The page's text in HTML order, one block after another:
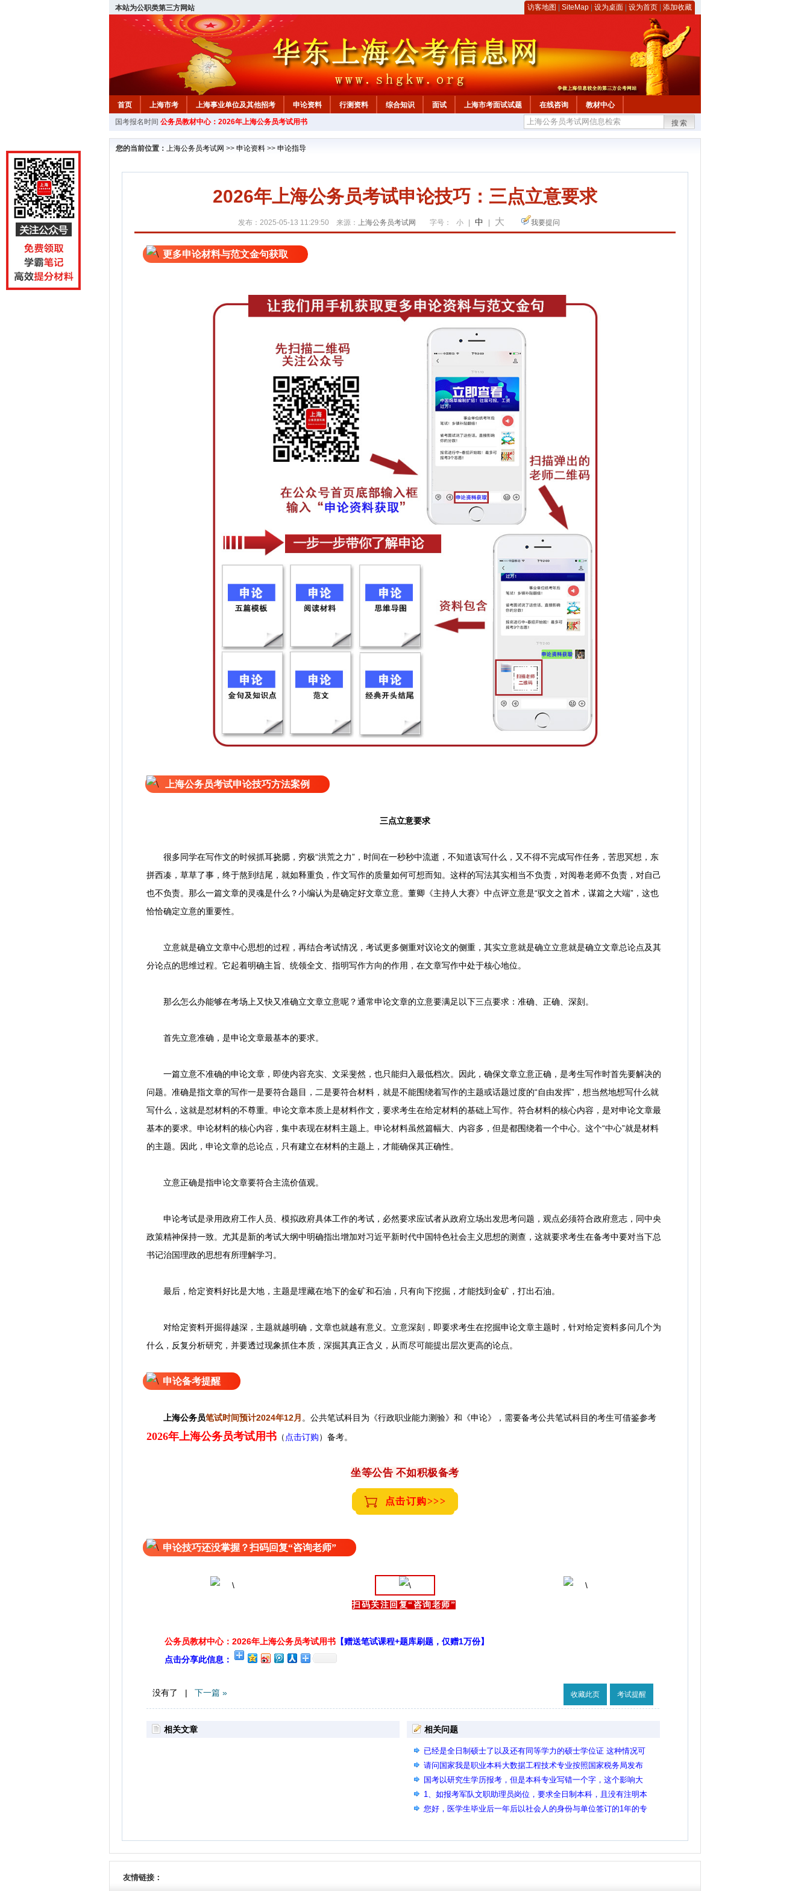
本站为公职类第三方网站 访客地图 SiteMap 设为桌面 设为首页 添加收藏
首页 上海市考 上海事业单位及其他招考 申论资料 行测资料 综合知识 面试 上海市考面试试题 在线咨询
教材中心
国考报名时间 公务员教材中心：2026年上海公务员考试用书 搜索
您的当前位置： 上海公务员考试网 >> 申论资料 >> 申论指导
2026年上海公务员考试申论技巧：三点立意要求
发布：2025-05-13 11:29:50 来源： 上海公务员考试网 字号： 小 中 大 我要提问
更多申论材料与范文金句获取
上海公务员考试申论技巧方法案例
三点立意要求
很多同学在写作文的时候抓耳挠腮，穷极“洪荒之力”，时间在一秒秒中流逝，不知道该写什么，又不得不完成写作任务，苦思冥想，东
拼西凑，草草了事，终于熬到结尾，就如释重负，作文写作的质量如何可想而知。这样的写法其实相当不负责，对阅卷老师不负责，对自己
也不负责。那么一篇文章的灵魂是什么？小编认为是确定好文章立意。董卿《主持人大赛》中点评立意是“驭文之首术，谋篇之大端”，这也
恰恰确定立意的重要性。
立意就是确立文章中心思想的过程，再结合考试情况，考试更多侧重对议论文的侧重，其实立意就是确立立意就是确立文章总论点及其
分论点的思维过程。它起着明确主旨、统领全文、指明写作方向的作用，在文章写作中处于核心地位。
那么怎么办能够在考场上又快又准确立文章立意呢？通常申论文章的立意要满足以下三点要求：准确、正确、深刻。
首先立意准确，是申论文章最基本的要求。
一篇立意不准确的申论文章，即使内容充实、文采斐然，也只能归入最低档次。因此，确保文章立意正确，是考生写作时首先要解决的
问题。准确是指文章的写作一是要符合题目，二是要符合材料，就是不能围绕着写作的主题或话题过度的“自由发挥”，想当然地想写什么就
写什么，这就是怼材料的不尊重。申论文章本质上是材料作文，要求考生在给定材料的基础上写作。符合材料的核心内容，是对申论文章最
基本的要求。申论材料的核心内容，集中表现在材料主题上。申论材料虽然篇幅大、内容多，但是都围绕着一个中心。这个“中心”就是材料
的主题。因此，申论文章的总论点，只有建立在材料的主题上，才能确保其正确性。
立意正确是指申论文章要符合主流价值观。
申论考试是录用政府工作人员、模拟政府具体工作的考试，必然要求应试者从政府立场出发思考问题，观点必须符合政府意志，同中央
政策精神保持一致。尤其是新的考试大纲中明确指出增加对习近平新时代中国特色社会主义思想的测查，这就要求考生在备考中要对当下总
书记治国理政的思想有所理解学习。
最后，给定资料好比是大地，主题是埋藏在地下的金矿和石油，只有向下挖掘，才能找到金矿，打出石油。
对给定资料开掘得越深，主题就越明确，文章也就越有意义。立意深刻，即要求考生在挖掘申论文章主题时，针对给定资料多问几个为
什么，反复分析研究，并要透过现象抓住本质，深掘其真正含义，从而尽可能提出层次更高的论点。
申论备考提醒
上海公务员笔试时间预计2024年12月 。公共笔试科目为《行政职业能力测验》和《申论》，需要备考公共笔试科目的考生可借鉴参考
2026年上海公务员考试用书 （ 点击订购）备考。
坐等公告 不如积极备考
点击订购>>>
申论技巧还没掌握？扫码回复“咨询老师”
扫码关注回复“咨询老师”
公务员教材中心：2026年上海公务员考试用书 【赠送笔试课程+题库刷题，仅赠1万份】
点击分享此信息：
没有了 | 下一篇 » 收藏此页 考试提醒
相关文章 相关问题
已经是全日制硕士了以及还有同等学力的硕士学位证 这种情况可
以用同等学力的专业报考要求是硕士的岗吗
请问国家我是职业本科大数据工程技术专业按照国家税务局发布
的公共相似专业可以在备注里说明那样可以报考吗
国考以研究生学历报考，但是本科专业写错一个字，这个影响大
吗？
1、如报考军队文职助理员岗位，要求全日制本科，且没有注明本
科以上学历，全日制普通高校大专学历计算机系毕业是否能报
您好，医学生毕业后一年后以社会人的身份与单位签订的1年的专
友情链接：